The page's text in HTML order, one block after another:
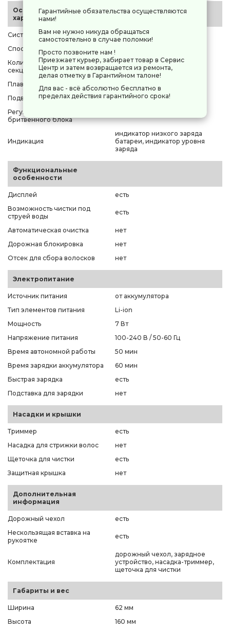
Основные
характеристики
Система бритья
сеточная
Способ бритья
Количество бритвенных
секций
3
Плавающие головки
есть
Подвижный бритвенный блок
есть
Регулировка подвижности
бритвенного блока
Индикация
индикатор низкого заряда
батареи, индикатор уровня
заряда
Функциональные
особенности
Дисплей
есть
Возможность чистки под
струей воды
есть
Автоматическая очистка
нет
Дорожная блокировка
нет
Отсек для сбора волосков
нет
Электропитание
Источник питания
от аккумулятора
Тип элементов питания
Li-ion
Мощность
7 Вт
Напряжение питания
100-240 В / 50-60 Гц
Время автономной работы
50 мин
Время зарядки аккумулятора
60 мин
Быстрая зарядка
есть
Подставка для зарядки
нет
Насадки и крышки
Триммер
есть
Насадка для стрижки волос
нет
Щеточка для чистки
есть
Защитная крышка
нет
Дополнительная
информация
Дорожный чехол
есть
Нескользящая вставка на
рукоятке
есть
Комплектация
дорожный чехол, зарядное
устройство, насадка-триммер,
щеточка для чистки
Габариты и вес
Ширина
62 мм
Высота
160 мм
Гарантийные обязательства осуществляются
нами!
Вам не нужно никуда обращаться
самостоятельно в случае поломки!
Просто позвоните нам !
Приезжает курьер, забирает товар в Сервис
Центр и затем возвращается из ремонта,
делая отметку в Гарантийном талоне!
Для вас - всё абсолютно бесплатно в
пределах действия гарантийного срока!